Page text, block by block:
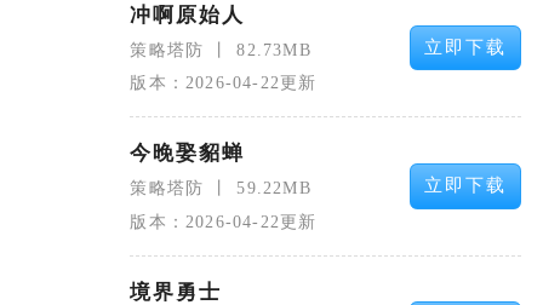
冲啊原始人
策略塔防
82.73MB
版本：2026-04-22更新
立即下载
今晚娶貂蝉
策略塔防
59.22MB
版本：2026-04-22更新
立即下载
境界勇士